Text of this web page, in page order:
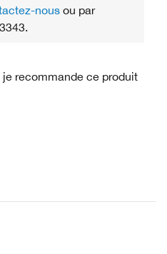
nous ou par
je recommande ce produit